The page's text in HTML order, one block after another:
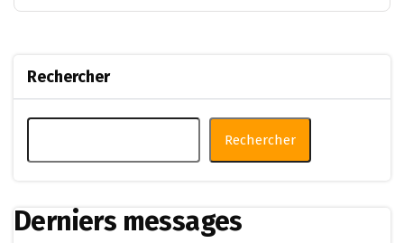
Rechercher
Rechercher
Derniers messages